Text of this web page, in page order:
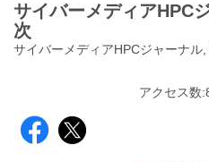
サイバーメディア
次
サイバーメディアHPCジャーナル
アクセス数: